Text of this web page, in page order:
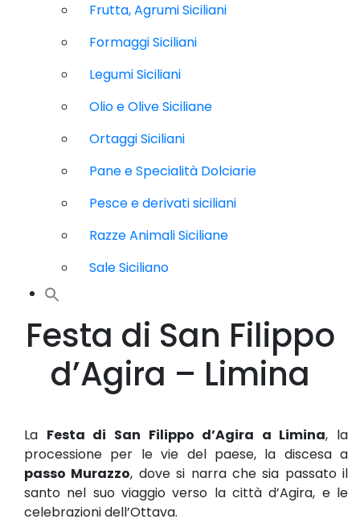
Frutta, Agrumi Siciliani
Formaggi Siciliani
Legumi Siciliani
Olio e Olive Siciliane
Ortaggi Siciliani
Pane e Specialità Dolciarie
Pesce e derivati siciliani
Razze Animali Siciliane
Sale Siciliano
Festa di San Filippo
d’Agira – Limina
La Festa di San Filippo d’Agira a Limina, la
processione per le vie del paese, la discesa a
passo Murazzo, dove si narra che sia passato il
santo nel suo viaggio verso la città d’Agira, e le
celebrazioni dell’Ottava.